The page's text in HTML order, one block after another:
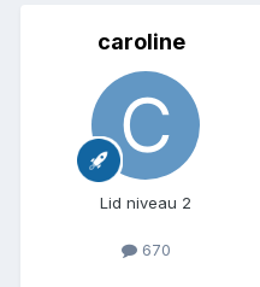
caroline
Lid niveau 2
670